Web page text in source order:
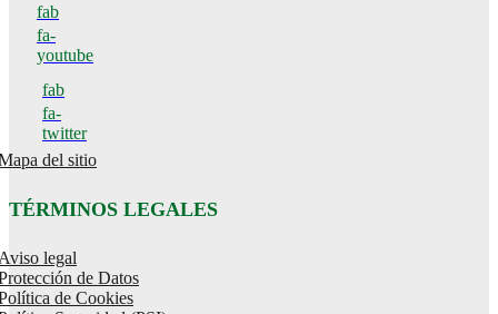
fab
fa-
youtube
fab
fa-
twitter
del sitio
TÉRMINOS LEGALES
legal
de Datos
de Cookies